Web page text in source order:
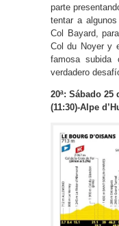
parte
tentar a
Col Bayard,
Col du Noyer y
famosa subida
verdadero
20ª: Sábado
(11:30)-Alpe